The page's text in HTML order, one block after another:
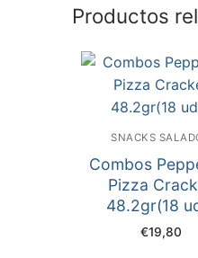
Productos
SNACKS
Combos
Pizza
48.2gr(18
€19,80